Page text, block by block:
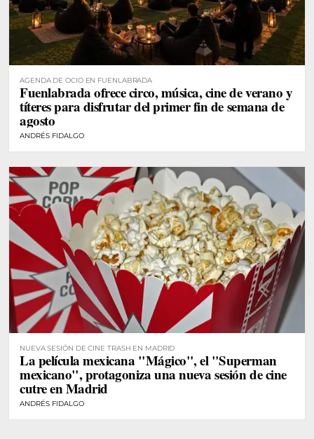
AGENDA DE OCIO EN FUENLABRADA
Fuenlabrada ofrece circo, música, cine de verano y
títeres para disfrutar del primer fin de semana de
agosto
ANDRÉS FIDALGO
NUEVA SESIÓN DE CINE TRASH EN MADRID
La película mexicana "Mágico", el "Superman
mexicano", protagoniza una nueva sesión de cine
cutre en Madrid
ANDRÉS FIDALGO